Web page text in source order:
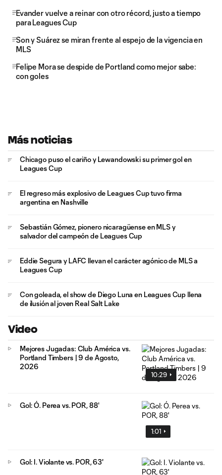
Evander vuelve a reinar con otro récord, justo a tiempo
para Leagues Cup
Son y Suárez se miran frente al espejo de la vigencia en
MLS
Felipe Mora se despide de Portland como mejor sabe:
con goles
Más noticias
Chicago puso el cariño y Lewandowski su primer gol en
Leagues Cup
El regreso más explosivo de Leagues Cup tuvo firma
argentina en Nashville
Sebastián Gómez, pionero nicaragüense en MLS y
salvador del campeón de Leagues Cup
Eddie Segura y LAFC llevan el carácter agónico de MLS a
Leagues Cup
Con goleada, el show de Diego Luna en Leagues Cup llena
de ilusión al joven Real Salt Lake
Video
10:29
Mejores Jugadas: Club América vs.
Portland Timbers | 9 de Agosto,
2026
1:01
Gol: Ó. Perea vs. POR, 88'
Gol: I. Violante vs. POR, 63'